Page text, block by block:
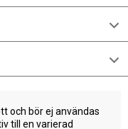
och bör ej användas
till en varierad